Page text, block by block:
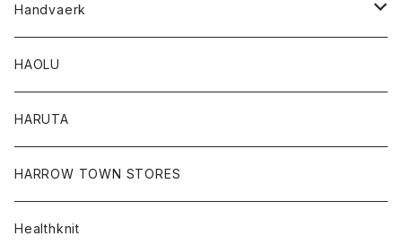
アウター
カーディガン
コート
トップス
シャツ
スウェット
レディース
カーディガン
コート
ボトム
パンツ
Handvaerk
トップス
Tシャツ
ロンTEE
HAOLU
HARUTA
HARROW TOWN STORES
Healthknit